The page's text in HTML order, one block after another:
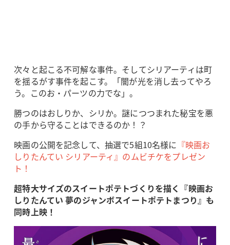
次々と起こる不可解な事件。そしてシリアーティは町
を揺るがす事件を起こす。「闇が光を消し去ってやろ
う。このお・パーツの力でな」。
勝つのはおしりか、シリか。謎につつまれた秘宝を悪
の手から守ることはできるのか！？
映画の公開を記念して、抽選で5組10名様に 『映画お
しりたんてい シリアーティ』のムビチケをプレゼン
ト！
超特大サイズのスイートポテトづくりを描く『映画お
しりたんてい 夢のジャンボスイートポテトまつり』も
同時上映！